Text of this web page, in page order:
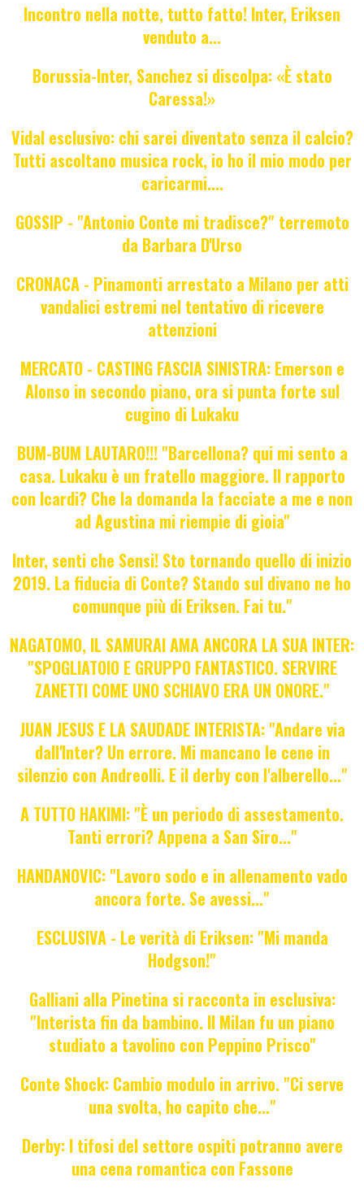
Incontro nella notte, tutto fatto! Inter, Eriksen
venduto a...
Borussia-Inter, Sanchez si discolpa: «È stato
Caressa!»
Vidal esclusivo: chi sarei diventato senza il calcio?
Tutti ascoltano musica rock, io ho il mio modo per
caricarmi....
GOSSIP - "Antonio Conte mi tradisce?" terremoto
da Barbara D'Urso
CRONACA - Pinamonti arrestato a Milano per atti
vandalici estremi nel tentativo di ricevere
attenzioni
MERCATO - CASTING FASCIA SINISTRA: Emerson e
Alonso in secondo piano, ora si punta forte sul
cugino di Lukaku
BUM-BUM LAUTARO!!! "Barcellona? qui mi sento a
casa. Lukaku è un fratello maggiore. Il rapporto
con Icardi? Che la domanda la facciate a me e non
ad Agustina mi riempie di gioia"
Inter, senti che Sensi! Sto tornando quello di inizio
2019. La fiducia di Conte? Stando sul divano ne ho
comunque più di Eriksen. Fai tu."
NAGATOMO, IL SAMURAI AMA ANCORA LA SUA INTER:
"SPOGLIATOIO E GRUPPO FANTASTICO. SERVIRE
ZANETTI COME UNO SCHIAVO ERA UN ONORE."
JUAN JESUS E LA SAUDADE INTERISTA: "Andare via
dall'Inter? Un errore. Mi mancano le cene in
silenzio con Andreolli. E il derby con l'alberello..."
A TUTTO HAKIMI: "È un periodo di assestamento.
Tanti errori? Appena a San Siro..."
HANDANOVIC: "Lavoro sodo e in allenamento vado
ancora forte. Se avessi..."
ESCLUSIVA - Le verità di Eriksen: "Mi manda
Hodgson!"
Galliani alla Pinetina si racconta in esclusiva:
"Interista fin da bambino. Il Milan fu un piano
studiato a tavolino con Peppino Prisco"
Conte Shock: Cambio modulo in arrivo. "Ci serve
una svolta, ho capito che..."
Derby: I tifosi del settore ospiti potranno avere
una cena romantica con Fassone